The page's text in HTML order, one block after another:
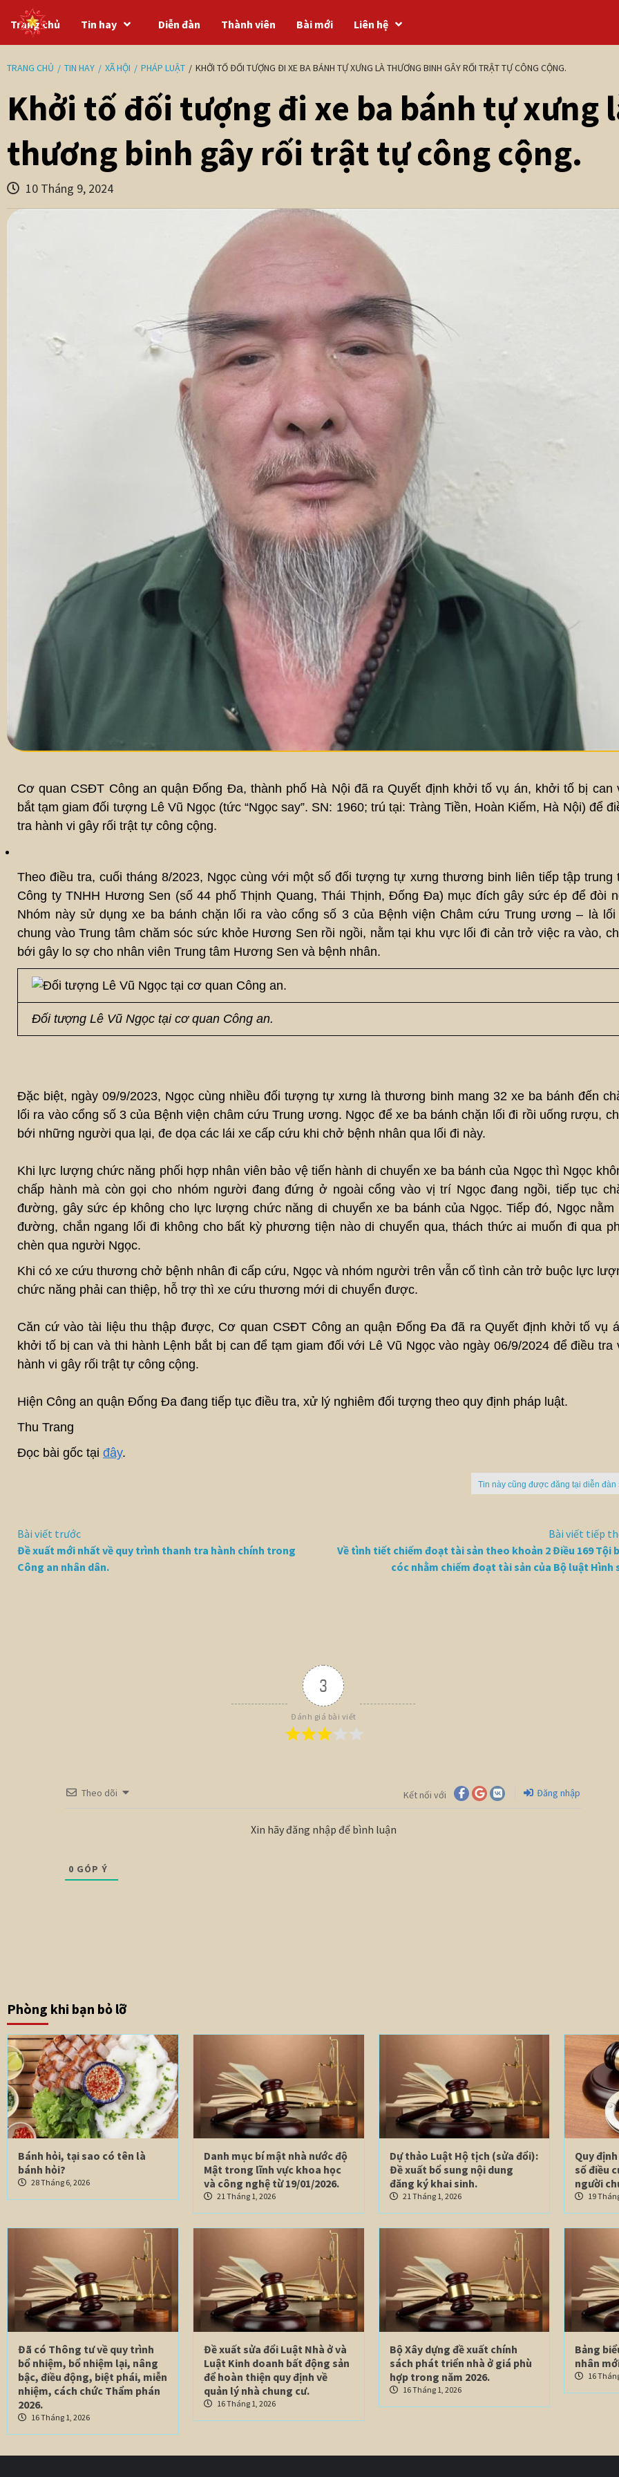
Trang chủ Tin hay Diễn đàn Thành viên Bài mới Liên hệ
TRANG CHỦ TIN HAY XÃ HỘI PHÁP LUẬT KHỞI TỐ ĐỐI TƯỢNG ĐI XE BA BÁNH TỰ XƯNG LÀ THƯƠNG BINH GÂY RỐI TRẬT TỰ CÔNG CỘNG.
Khởi tố đối tượng đi xe ba bánh tự xưng
thương binh gây rối trật tự công cộng.
10 Tháng 9, 2024
Cơ quan CSĐT Công an quận Đống Đa, thành phố Hà Nội đã ra Quyết định khởi tố vụ án, khởi tố bị can
bắt tạm giam đối tượng Lê Vũ Ngọc (tức “Ngọc say”. SN: 1960; trú tại: Tràng Tiền, Hoàn Kiếm, Hà Nội) để
tra hành vi gây rối trật tự công cộng.
Theo điều tra, cuối tháng 8/2023, Ngọc cùng với một số đối tượng tự xưng thương binh liên tiếp tập trung
Công ty TNHH Hương Sen (số 44 phố Thịnh Quang, Thái Thịnh, Đống Đa) mục đích gây sức ép để đòi
Nhóm này sử dụng xe ba bánh chặn lối ra vào cổng số 3 của Bệnh viện Châm cứu Trung ương – là lối
chung vào Trung tâm chăm sóc sức khỏe Hương Sen rồi ngồi, nằm tại khu vực lối đi cản trở việc ra vào,
bới gây lo sợ cho nhân viên Trung tâm Hương Sen và bệnh nhân.
Đối tượng Lê Vũ Ngọc tại cơ quan Công an.
Đặc biệt, ngày 09/9/2023, Ngọc cùng nhiều đối tượng tự xưng là thương binh mang 32 xe ba bánh đến
lối ra vào cổng số 3 của Bệnh viện châm cứu Trung ương. Ngọc để xe ba bánh chặn lối đi rồi uống rượu,
bới những người qua lại, đe dọa các lái xe cấp cứu khi chở bệnh nhân qua lối đi này.
Khi lực lượng chức năng phối hợp nhân viên bảo vệ tiến hành di chuyển xe ba bánh của Ngọc thì Ngọc
chấp hành mà còn gọi cho nhóm người đang đứng ở ngoài cổng vào vị trí Ngọc đang ngồi, tiếp tục
đường, gây sức ép không cho lực lượng chức năng di chuyển xe ba bánh của Ngọc. Tiếp đó, Ngọc nằm
đường, chắn ngang lối đi không cho bất kỳ phương tiện nào di chuyển qua, thách thức ai muốn đi qua
chèn qua người Ngọc.
Khi có xe cứu thương chở bệnh nhân đi cấp cứu, Ngọc và nhóm người trên vẫn cố tình cản trở buộc lực
chức năng phải can thiệp, hỗ trợ thì xe cứu thương mới di chuyển được.
Căn cứ vào tài liệu thu thập được, Cơ quan CSĐT Công an quận Đống Đa đã ra Quyết định khởi tố vụ
khởi tố bị can và thi hành Lệnh bắt bị can để tạm giam đối với Lê Vũ Ngọc vào ngày 06/9/2024 để điều tra
hành vi gây rối trật tự công cộng.
Hiện Công an quận Đống Đa đang tiếp tục điều tra, xử lý nghiêm đối tượng theo quy định pháp luật.
Thu Trang
Đọc bài gốc tại đây.
Tin này cũng được đăng tại diễn đàn
Bài viết trước
Đề xuất mới nhất về quy trình thanh tra hành chính trong
Công an nhân dân.
Bài viết tiếp
Về tình tiết chiếm đoạt tài sản theo khoản 2 Điều 169 Tội
cóc nhằm chiếm đoạt tài sản của Bộ luật Hình
3
Đánh giá bài viết
Theo dõi Kết nối với Đăng nhập
Xin hãy đăng nhập để bình luận
0 GÓP Ý
Phòng khi bạn bỏ lỡ
Bánh hỏi, tại sao có tên là
bánh hỏi?
28 Tháng 6, 2026
Danh mục bí mật nhà nước độ
Mật trong lĩnh vực khoa học
và công nghệ từ 19/01/2026.
21 Tháng 1, 2026
Dự thảo Luật Hộ tịch (sửa đổi):
Đề xuất bổ sung nội dung
đăng ký khai sinh.
21 Tháng 1, 2026
Quy
số điều
người
19
Đã có Thông tư về quy trình
bổ nhiệm, bổ nhiệm lại, nâng
bậc, điều động, biệt phái, miễn
nhiệm, cách chức Thẩm phán
2026.
16 Tháng 1, 2026
Đề xuất sửa đổi Luật Nhà ở và
Luật Kinh doanh bất động sản
để hoàn thiện quy định về
quản lý nhà chung cư.
16 Tháng 1, 2026
Bộ Xây dựng đề xuất chính
sách phát triển nhà ở giá phù
hợp trong năm 2026.
16 Tháng 1, 2026
Bảng
nhân
16